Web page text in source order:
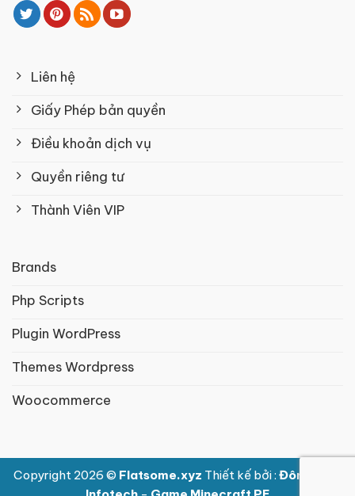
Liên hệ
Giấy Phép bản quyền
Điều khoản dịch vụ
Quyền riêng tư
Thành Viên VIP
Brands
Php Scripts
Plugin WordPress
Themes Wordpress
Woocommerce
Copyright 2026 © Flatsome.xyz Thiết kế bởi : Đông Nam